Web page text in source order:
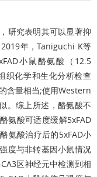
研究表明其可以显著抑
年，Taniguchi K等
小鼠酪氨酸（12.5
织化学和生化分析检查
含量相当;使用Western
。综上所述，酪氨酸不
氨酸可适度缓解5xFAD
氨酸治疗后的5xFAD小
度与非转基因小鼠情况
区神经元中检测到相